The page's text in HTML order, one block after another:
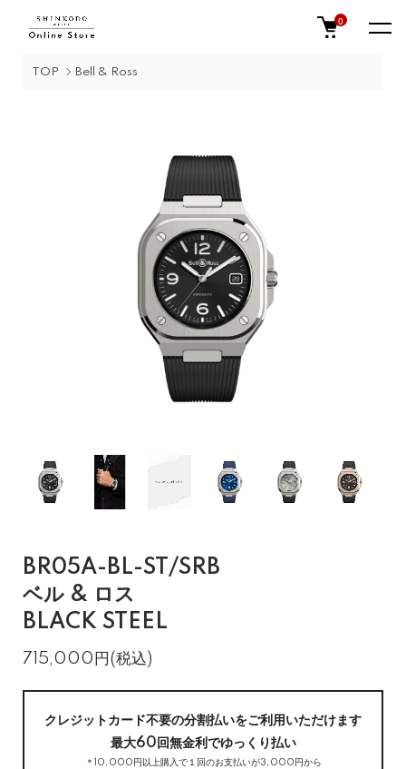
0
TOP Bell & Ross
BR05A-BL-ST/SRB
ベル & ロス
BLACK STEEL
715,000円(税込)
クレジットカード不要の分割払いをご利用いただけます
最大60回無金利でゆっくり払い
＊10,000円以上購入で１回のお支払いが3,000円から